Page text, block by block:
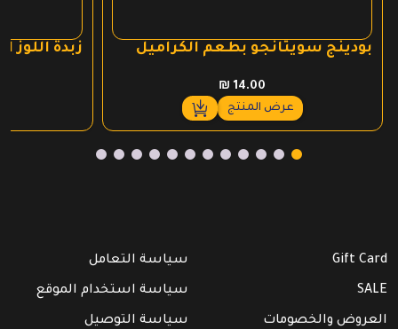
بودينج سويتانجو بطعم الكراميل
₪ 14.00
عرض المنتج
زبدة اللوز
Gift Card
SALE
العروض والخصومات
سياسة التعامل
سياسة استخدام الموقع
سياسة التوصيل